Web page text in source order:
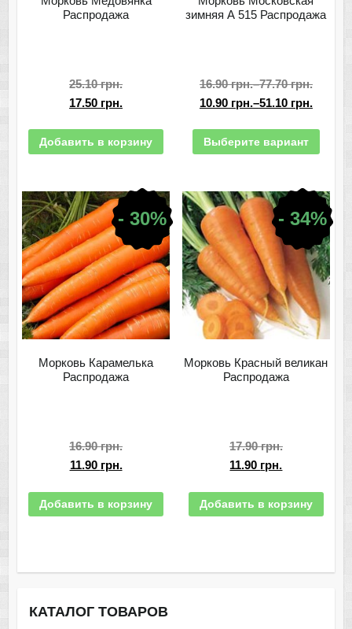
Распродажа
25.10грн.
17.50 грн.
Добавить в корзину
зимняя А 515 Распродажа
16.90грн.–77.70грн.
10.90 грн.–51.10 грн.
Выберите вариант
- 30%
Морковь Карамелька
Распродажа
16.90грн.
11.90 грн.
Добавить в корзину
- 34%
Морковь Красный великан
Распродажа
17.90грн.
11.90 грн.
Добавить в корзину
КАТАЛОГ ТОВАРОВ